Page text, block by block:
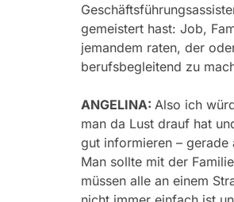
gemeistert hast: Job,
jemandem raten, der
berufsbegleitend zu
ANGELINA: Also ich
man da Lust drauf hat
gut informieren –
Man sollte mit der
müssen alle an einem